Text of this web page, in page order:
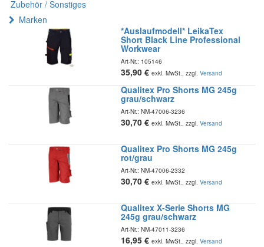
Zubehör / Sonstiges
Marken
*Auslaufmodell* LeikaTex
Short Black Line Professional
Workwear
Art-Nr.: 105146
35,90 € exkl. MwSt., zzgl. Versand
Qualitex Pro Shorts MG 245g
grau/schwarz
Art-Nr.: NM-47006-3236
30,70 € exkl. MwSt., zzgl. Versand
Qualitex Pro Shorts MG 245g
rot/grau
Art-Nr.: NM-47006-2332
30,70 € exkl. MwSt., zzgl. Versand
Qualitex X-Serie Shorts MG
245g grau/schwarz
Art-Nr.: NM-47011-3236
16,95 € exkl. MwSt., zzgl. Versand